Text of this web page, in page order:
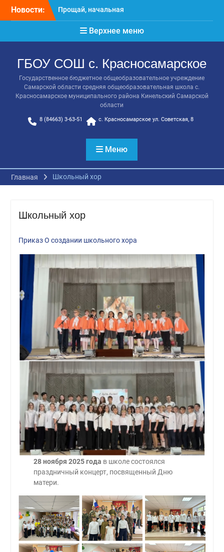
Новости:
Расписание консультаций
выпускников 9 класса
Класс года
Последний звонок
ТОП «Ребёнок не прошёл
на бюджет. Как получить
господдержку и
сохранить семейный
Верхнее меню
ГБОУ СОШ с. Красносамарское
Государственное бюджетное общеобразовательное учреждение
Самарской области средняя общеобразовательная школа с.
Красносамарское муниципального района Кинельский Самарской
области
8 (84663) 3-63-51 с. Красносамарское ул. Советская, 8
Меню
Главная Школьный хор
Школьный хор
Приказ О создании школьного хора
28 ноября 2025 года в школе состоялся
праздничный концерт, посвященный Дню
матери.